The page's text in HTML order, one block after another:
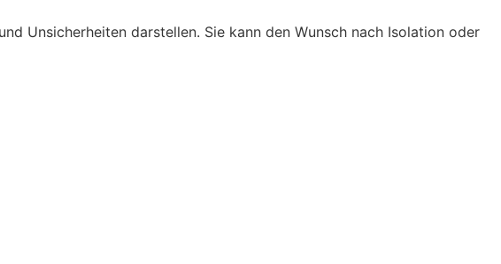
Unsicherheiten darstellen. Sie kann den Wunsch nach Isolation oder